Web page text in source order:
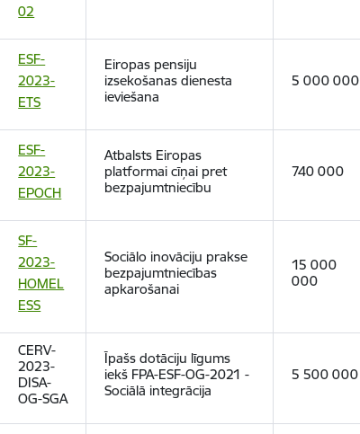
02
ESF-
2023-
ETS
Eiropas pensiju
izsekošanas dienesta
ieviešana
5 000 000
ESF-
2023-
EPOCH
Atbalsts Eiropas
platformai cīņai pret
bezpajumtniecību
740 000
SF-
2023-
HOMEL
ESS
Sociālo inovāciju prakse
bezpajumtniecības
apkarošanai
15 000
000
CERV-
2023-
DISA-
OG-SGA
Īpašs dotāciju līgums
iekš FPA-ESF-OG-2021 -
Sociālā integrācija
5 500 000